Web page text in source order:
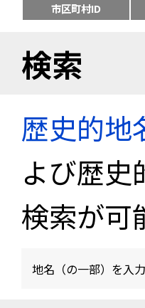
市区町村ID
検索
歴史的地
よび歴
検索が可
地名（の一部）を入力